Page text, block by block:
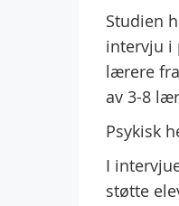
Studien
intervju i
lærere
av 3-8
Psykisk
I
støtte